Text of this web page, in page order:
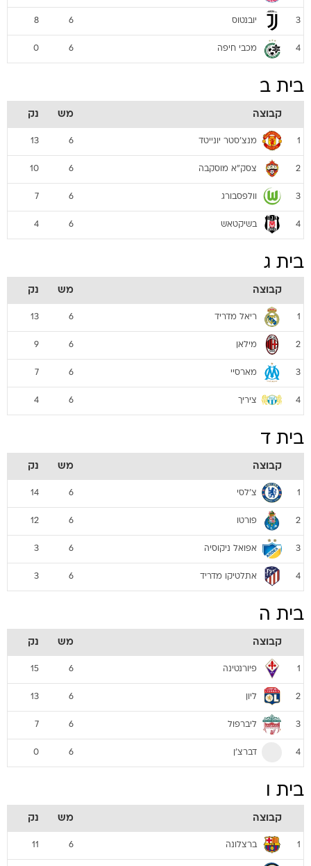
3 יובנטוס 6
8
4 מכבי חיפה 6
0
בית ב
קבוצה מש נק
1 מנצ'סטר יונייטד 6
13
2 צסק"א מוסקבה 6
10
3 וולפסבורג 6
7
4 בשיקטאש 6
4
בית ג
קבוצה מש נק
1 ריאל מדריד 6
13
2 מילאן 6
9
3 מארסיי 6
7
4 ציריך 6
4
בית ד
קבוצה מש נק
1 צ'לסי 6
14
2 פורטו 6
12
3 אפואל ניקוסיה 6
3
4 אתלטיקו מדריד 6
3
בית ה
קבוצה מש נק
1 פיורנטינה 6
15
2 ליון 6
13
3 ליברפול 6
7
4 דברצ'ן 6
0
בית ו
קבוצה מש נק
1 ברצלונה 6
11